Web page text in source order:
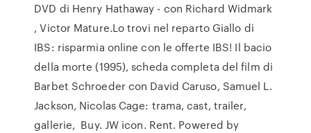
DVD di Henry Hathaway - con Richard Widmark
, Victor Mature.Lo trovi nel reparto Giallo di
IBS: risparmia online con le offerte IBS! Il bacio
della morte (1995), scheda completa del film di
Barbet Schroeder con David Caruso, Samuel L.
Jackson, Nicolas Cage: trama, cast, trailer,
gallerie, Buy. JW icon. Rent. Powered by